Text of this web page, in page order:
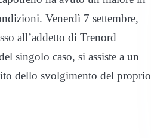
Venerdì 7 settembre,
all’addetto di Trenord
singolo caso, si assiste a un
dello svolgimento del proprio